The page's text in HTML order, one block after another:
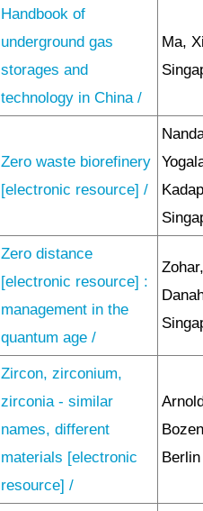
Handbook of
underground gas
storages and
technology in China /
Ma,
Zero waste biorefinery
[electronic resource] /
Zero distance
[electronic resource] :
management in the
quantum age /
Zohar,
Zircon, zirconium,
zirconia - similar
names, different
materials [electronic
resource] /